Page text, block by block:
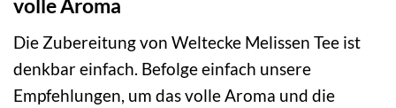
volle Aroma
Die Zubereitung von Weltecke Melissen Tee ist
denkbar einfach. Befolge einfach unsere
Empfehlungen, um das volle Aroma und die